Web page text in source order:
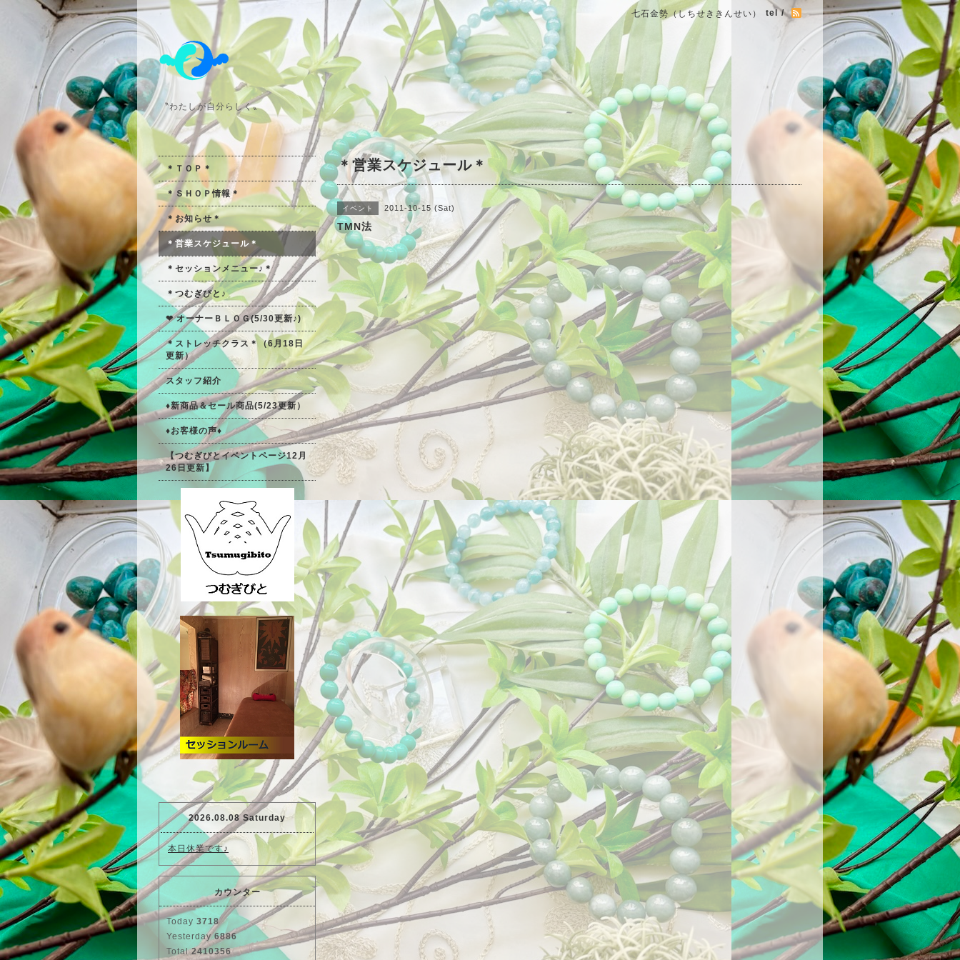
七石金勢（しちせききんせい） tel /
〝わたしが自分らしく〟
＊営業スケジュール＊
イベント 2011-10-15 (Sat)
TMN法
＊ＴＯＰ＊
＊ＳＨＯＰ情報＊
＊お知らせ＊
＊営業スケジュール＊
＊セッションメニュー♪＊
＊つむぎびと♪
❤ オーナーＢＬＯＧ(5/30更新♪)
＊ストレッチクラス＊（6月18日
更新）
スタッフ紹介
♦新商品＆セール商品(5/23更新）
♦お客様の声♦
【つむぎびとイベントページ12月
26日更新】
2026.08.08 Saturday
本日休業です♪
カウンター
Today 3718
Yesterday6886
Total2410356